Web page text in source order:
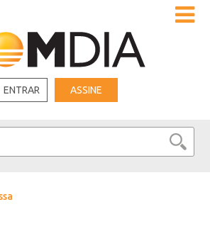
ENTRAR ASSINE